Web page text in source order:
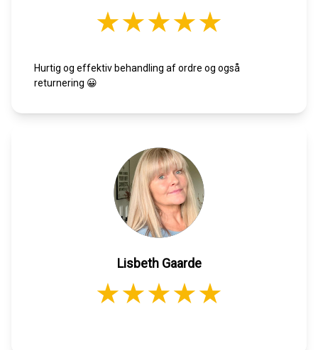
Hurtig og effektiv behandling af ordre og også
returnering 😀
Lisbeth Gaarde